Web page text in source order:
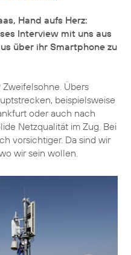
Hand aufs Herz:
Interview mit uns aus
über ihr Smartphone zu
Übers
beispielsweise
oder auch nach
Netzqualität im Zug. Bei
vorsichtiger. Da sind wir
wir sein wollen.